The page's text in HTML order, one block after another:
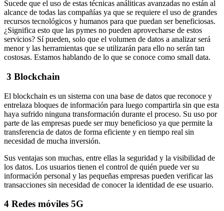
Sucede que el uso de estas técnicas análiticas avanzadas no están al
alcance de todas las compañías ya que se requiere el uso de grandes
recursos tecnológicos y humanos para que puedan ser beneficiosas.
¿Significa esto que las pymes no pueden aprovecharse de estos
servicios? Sí pueden, solo que el volumen de datos a analizar será
menor y las herramientas que se utilizarán para ello no serán tan
costosas. Estamos hablando de lo que se conoce como small data.
3 Blockchain
El blockchain es un sistema con una base de datos que reconoce y
entrelaza bloques de información para luego compartirla sin que esta
haya sufrido ninguna transformación durante el proceso. Su uso por
parte de las empresas puede ser muy beneficioso ya que permite la
transferencia de datos de forma eficiente y en tiempo real sin
necesidad de mucha inversión.
Sus ventajas son muchas, entre ellas la seguridad y la visibilidad de
los datos. Los usuarios tienen el control de quién puede ver su
información personal y las pequeñas empresas pueden verificar las
transacciones sin necesidad de conocer la identidad de ese usuario.
4 Redes móviles 5G